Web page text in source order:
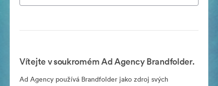
Vítejte v soukromém Ad Agency Brandfolder.
Ad Agency používá Brandfolder jako zdroj svých